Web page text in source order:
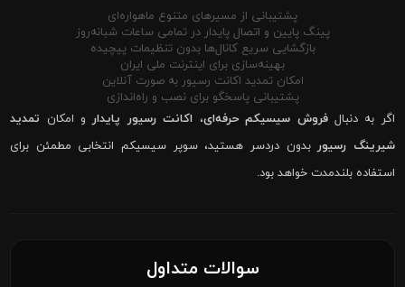
پشتیبانی از مسیرهای متنوع ماهواره‌ای
پینگ پایین و اتصال پایدار در تمامی ساعات شبانه‌روز
بازگشایی سریع کانال‌ها بدون تنظیمات پیچیده
بهینه‌سازی برای اینترنت ملی ایران
امکان تمدید اکانت رسیور به صورت آنلاین
پشتیبانی پاسخگو برای نصب و راه‌اندازی
اگر به دنبالفروش سیسیکم حرفه‌ای، اکانت رسیور پایدارو امکان تمدید
شیرینگ رسیوربدون دردسر هستید، سوپر سیسیکم انتخابی مطمئن برای
استفاده بلندمدت خواهد بود.
سوالات متداول